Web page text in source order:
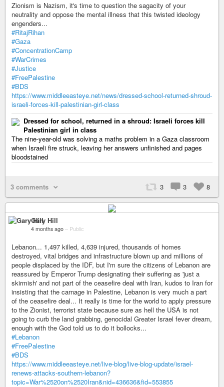
Zionism is Nazism, it's time to question the sagacity of your
neutrality and oppose the mental illness that this twisted ideology
engenders...
#RitajRihan
#Gaza
#ConcentrationCamp
#WarCrimes
#Justice
#FreePalestine
#BDS
https://www.middleeasteye.net/news/dressed-school-returned-shroud-
israeli-forces-kill-palestinian-girl-class
Dressed for school, returned in a shroud: Israeli forces kill
Palestinian girl in class
The nine-year-old was solving a maths problem in a Gaza classroom
when Israeli fire struck, leaving her answers unfinished and pages
bloodstained
3 comments 3 3 8
Gary Hill
4 months ago – Public
Lebanon... 1,497 killed, 4,639 injured, thousands of homes
destroyed, vital bridges and infrastructure blown up and millions of
people displaced by the IDF, but I'm sure the citizens of Lebanon are
reassured by Emperor Trump designating their suffering as 'just a
skirmish' and not part of the ceasefire deal with Iran, kudos to Iran for
insisting that the carnage in Palestine, Lebanon is very much a part
of the ceasefire deal... It really is time for the world to apply pressure
to the Zionist, terrorist state because sure as hell the USA is not
going to curb the land grabbing, genocidal Greater Israel fever dream,
enough with the God told us to do it bollocks...
#Lebanon
#FreePalestine
#BDS
https://www.middleeasteye.net/live-blog/live-blog-update/israel-
renews-attacks-southern-lebanon?
topic=War%2520on%2520Iran&nid=436636&fid=553855